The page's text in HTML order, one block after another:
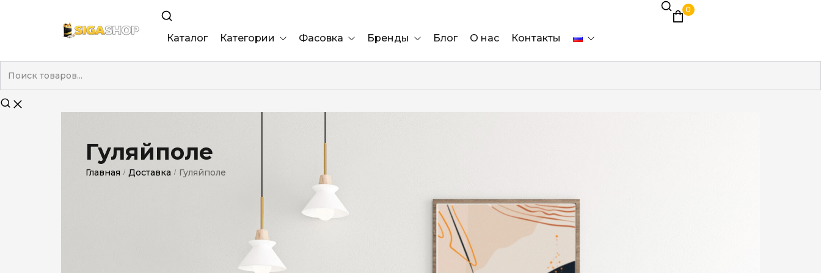
Каталог Категории
Nano
Без фильтра
Смакові (капсула)
Фасовка Бренды Блог О нас Контакты
0
Гуляйполе
Главная / Доставка / Гуляйполе